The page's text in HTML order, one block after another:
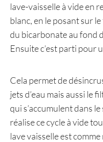
lave-vaisselle à vide en
blanc, en le posant sur
du bicarbonate au fond
Ensuite c’est parti pour
Cela permet de
jets d’eau mais aussi le
qui s’accumulent dans
réalise ce cycle à vide
lave vaisselle est